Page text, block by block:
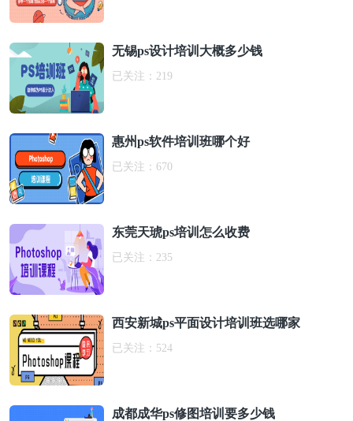
无锡ps设计培训大概多少钱
已关注： 219
惠州ps软件培训班哪个好
已关注： 670
东莞天琥ps培训怎么收费
已关注： 235
西安新城ps平面设计培训班选哪家
已关注： 524
成都成华ps修图培训要多少钱